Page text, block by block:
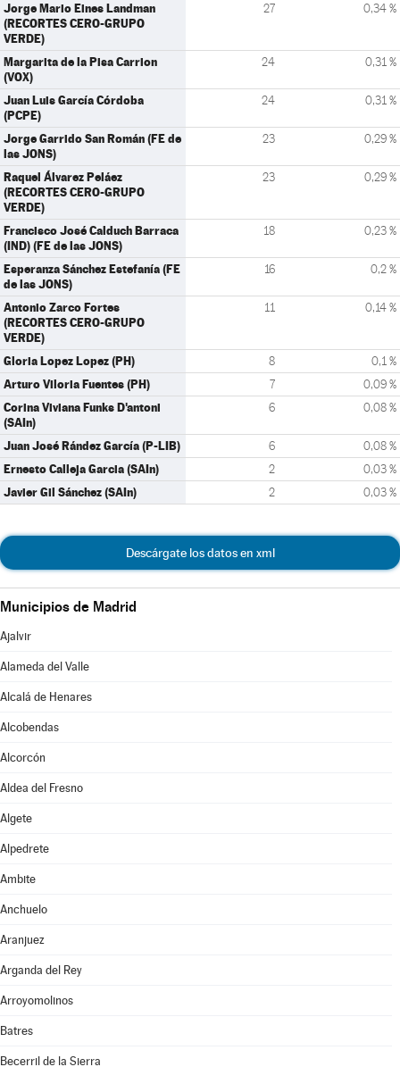
Jorge Mario Eines Landman
(RECORTES CERO-GRUPO
VERDE)
27 0,34 %
Margarita de la Pisa Carrion
(VOX)
24 0,31 %
Juan Luis García Córdoba
(PCPE)
24 0,31 %
Jorge Garrido San Román (FE de
las JONS)
23 0,29 %
Raquel Álvarez Peláez
(RECORTES CERO-GRUPO
VERDE)
23 0,29 %
Francisco José Calduch Barraca
(IND) (FE de las JONS)
18 0,23 %
Esperanza Sánchez Estefanía (FE
de las JONS)
16 0,2 %
Antonio Zarco Fortes
(RECORTES CERO-GRUPO
VERDE)
11 0,14 %
Gloria Lopez Lopez (PH) 8 0,1 %
Arturo Viloria Fuentes (PH) 7 0,09 %
Corina Viviana Funks D'antoni
(SAIn)
6 0,08 %
Juan José Rández García (P-LIB) 6 0,08 %
Ernesto Calleja Garcia (SAIn) 2 0,03 %
Javier Gil Sánchez (SAIn) 2 0,03 %
Descárgate los datos en xml
Municipios de Madrid
Ajalvir
Alameda del Valle
Alcalá de Henares
Alcobendas
Alcorcón
Aldea del Fresno
Algete
Alpedrete
Ambite
Anchuelo
Aranjuez
Arganda del Rey
Arroyomolinos
Batres
Becerril de la Sierra